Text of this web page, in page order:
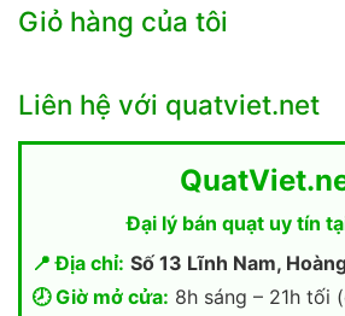
Giỏ hàng của tôi
Liên hệ với quatviet.net
Đại lý bán quạt uy tín
📍 Địa chỉ: Số 13 Lĩnh Nam,
🕗 Giờ mở cửa: 8h sáng – 21h tối